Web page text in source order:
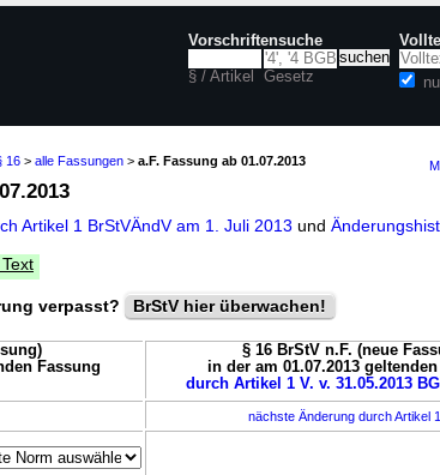
Vorschriftensuche
§ / Artikel Gesetz
16 > alle Fassungen > a.F. Fassung ab 01.07.2013
Artikel 1 BrStVÄndV am 1. Juli 2013 und
verpasst? BrStV hier überwachen!
Fassung
§ 16 BrStV n.F. (neue
in der am 01.07.2013
durch Artikel 1 V. v. 31.05.2013
nächste Änderung durch Artikel 1